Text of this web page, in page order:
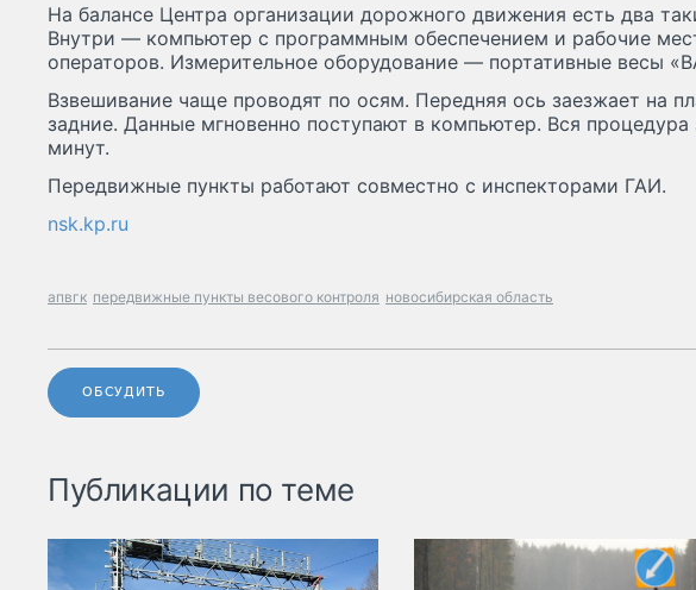
На балансе Центра организации дорожного движения есть два
Внутри — компьютер с программным обеспечением и рабочие
операторов. Измерительное оборудование — портативные весы
Взвешивание чаще проводят по осям. Передняя ось заезжает на
задние. Данные мгновенно поступают в компьютер. Вся процедура
минут.
Передвижные пункты работают совместно с инспекторами ГАИ.
nsk.kp.ru
апвгк передвижные пункты весового контроля новосибирская область
ОБСУДИТЬ
Публикации по теме